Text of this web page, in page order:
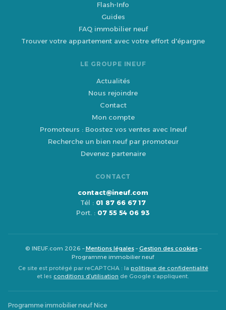
Flash-Info
Guides
FAQ immobilier neuf
Trouver votre appartement avec votre effort d'épargne
LE GROUPE INEUF
Actualités
Nous rejoindre
Contact
Mon compte
Promoteurs : Boostez vos ventes avec Ineuf
Recherche un bien neuf par promoteur
Devenez partenaire
CONTACT
contact@ineuf.com
Tél : 01 87 66 67 17
Port. : 07 55 54 06 93
© INEUF.com 2026 –Mentions légales–Gestion des cookies–
Programme immobilier neuf
Ce site est protégé par reCAPTCHA : la politique de confidentialité
et les conditions d’utilisation de Google s’appliquent.
Programme immobilier neuf Nice